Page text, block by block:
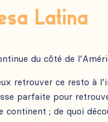
Latina
du côté de
retrouver ce resto à
parfaite pour
continent ; de quoi